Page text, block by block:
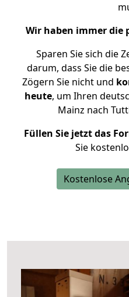
Wir haben immer die
Sparen Sie sich die
darum, dass Sie die
Zögern Sie nicht und
heute, um Ihren
Mainz nach
Füllen Sie jetzt das
Sie
Kostenlose